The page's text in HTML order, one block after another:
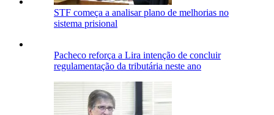
STF começa a analisar plano de melhorias no
sistema prisional
Pacheco reforça a Lira intenção de concluir
regulamentação da tributária neste ano